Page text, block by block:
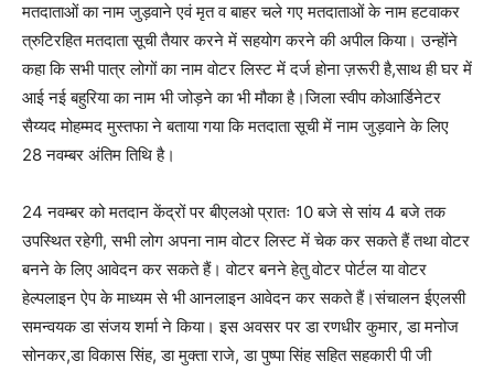
मतदाताओं का नाम जुड़वाने एवं मृत व बाहर चले गए मतदाताओं के नाम हटवाकर
त्रुटिरहित मतदाता सूची तैयार करने में सहयोग करने की अपील किया। उन्होंने
कहा कि सभी पात्र लोगों का नाम वोटर लिस्ट में दर्ज होना ज़रूरी है,साथ ही घर में
आई नई बहुरिया का नाम भी जोड़ने का भी मौका है।जिला स्वीप कोआर्डिनेटर
सैय्यद मोहम्मद मुस्तफा ने बताया गया कि मतदाता सूची में नाम जुड़वाने के लिए
28 नवम्बर अंतिम तिथि है।
24 नवम्बर को मतदान केंद्रों पर बीएलओ प्रातः 10 बजे से सांय 4 बजे तक
उपस्थित रहेगी, सभी लोग अपना नाम वोटर लिस्ट में चेक कर सकते हैं तथा वोटर
बनने के लिए आवेदन कर सकते हैं। वोटर बनने हेतु वोटर पोर्टल या वोटर
हेल्पलाइन ऐप के माध्यम से भी आनलाइन आवेदन कर सकते हैं।संचालन ईएलसी
समन्वयक डा संजय शर्मा ने किया। इस अवसर पर डा रणधीर कुमार, डा मनोज
सोनकर,डा विकास सिंह, डा मुक्ता राजे, डा पुष्पा सिंह सहित सहकारी पी जी